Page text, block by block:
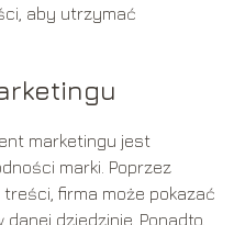
aby utrzymać
marketingu jest
marki. Poprzez
firma może pokazać
dziedzinie. Ponadto,